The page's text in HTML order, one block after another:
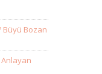
Büyü Bozan
Anlayan